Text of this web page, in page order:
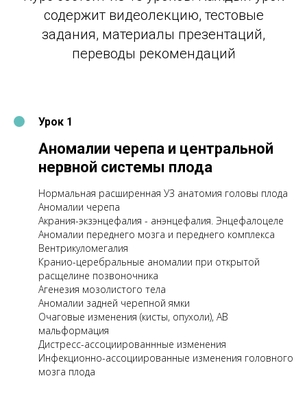
содержит видеолекцию, тестовые
задания, материалы презентаций,
переводы рекомендаций
Урок 1
Аномалии черепа и центральной
нервной системы плода
Нормальная расширенная УЗ анатомия головы плода
Аномалии черепа
Акрания-экзэнцефалия - анэнцефалия. Энцефалоцеле
Аномалии переднего мозга и переднего комплекса
Вентрикуломегалия
Кранио-церебральные аномалии при открытой
расщелине позвоночника
Агенезия мозолистого тела
Аномалии задней черепной ямки
Очаговые изменения (кисты, опухоли), АВ
мальформация
Дистресс-ассоциированнные изменения
Инфекционно-ассоциированные изменения головного
мозга плода